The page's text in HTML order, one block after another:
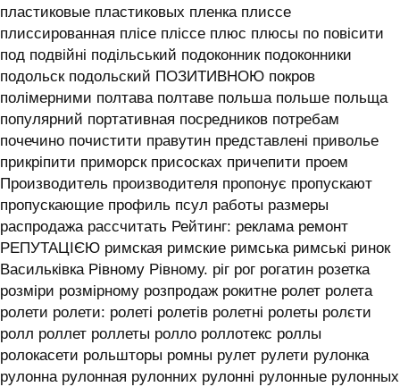
пластиковые пластиковых пленка плиссе
плиссированная плісе пліссе плюс плюсы по повісити
под подвійні подільський подоконник подоконники
подольск подольский ПОЗИТИВНОЮ покров
полімерними полтава полтаве польша польше польща
популярний портативная посредников потребам
почечино почистити правутин представлені приволье
прикріпити приморск присосках причепити проем
Производитель производителя пропонує пропускают
пропускающие профиль псул работы размеры
распродажа рассчитать Рейтинг: реклама ремонт
РЕПУТАЦІЄЮ римская римские римська римські ринок
Васильківка Рівному Рівному. ріг рог рогатин розетка
розміри розмірному розпродаж рокитне ролет ролета
ролети ролети: ролеті ролетів ролетні ролеты ролєти
ролл роллет роллеты ролло роллотекс роллы
ролокасети рольшторы ромны рулет рулети рулонка
рулонна рулонная рулонних рулонні рулонные рулонных